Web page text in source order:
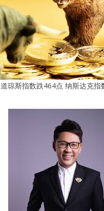
道琼斯指数跌464点 纳斯达克指